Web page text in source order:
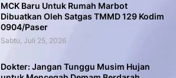
MCK Baru Untuk Rumah Marbot
Dibuatkan Oleh Satgas TMMD 129 Kodim
0904/Paser
Sabtu, Juli 25, 2026
Dokter: Jangan Tunggu Musim Hujan